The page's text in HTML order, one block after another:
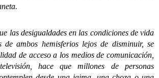
desigualdades en las condiciones de vida
de ambos hemisferios lejos de disminuir, se
de acceso a los medios de comunicación,
hace que millones de personas